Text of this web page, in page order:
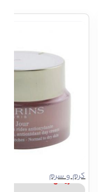
کرم و سرم
کلارینس | Clarins